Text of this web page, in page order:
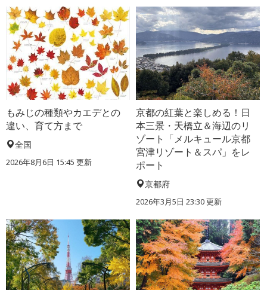
もみじの種類やカエデとの
違い、育て方まで
全国
2026年8月6日 15:45 更新
京都の紅葉と楽しめる！日
本三景・天橋立＆海辺のリ
ゾート「メルキュール京都
宮津リゾート＆スパ」をレ
ポート
京都府
2026年3月5日 23:30 更新